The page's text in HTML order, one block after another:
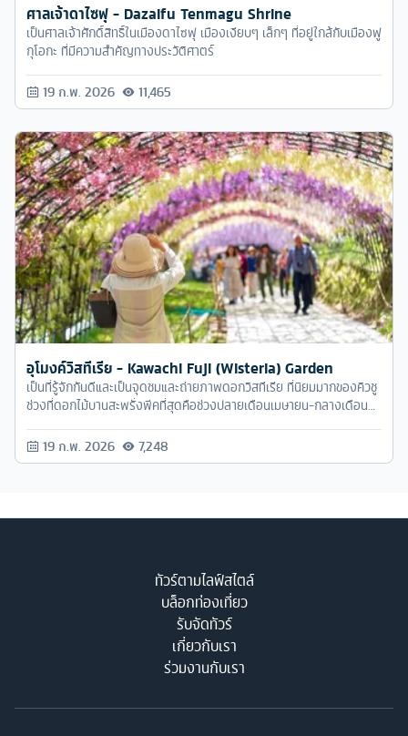
ศาลเจ้าดาไซฟุ - Dazaifu Tenmagu Shrine
เป็นศาลเจ้าศักดิ์สิทธิ์ในเมืองดาไซฟุ เมืองเงียบๆ เล็กๆ ที่อยู่ใกล้กับเมืองฟู
กุโอกะ ที่มีความสำคัญทางประวัติศาตร์
19 ก.พ. 2026 11,465
อุโมงค์วิสทีเรีย - Kawachi Fuji (Wisteria) Garden
เป็นที่รู้จักกันดีและเป็นจุดชมและถ่ายภาพดอกวิสทีเรีย ที่นิยมมากของคิวชู
ช่วงที่ดอกไม้บานสะพรั่งพีคที่สุดคือช่วงปลายเดือนเมษายน-กลางเดือน
19 ก.พ. 2026 7,248
ทัวร์ตามไลฟ์สไตล์
บล็อกท่องเที่ยว
รับจัดทัวร์
เกี่ยวกับเรา
ร่วมงานกับเรา